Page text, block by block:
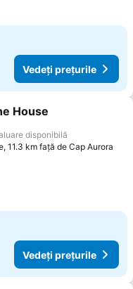
Vedeți prețurile
la favorite
House
disponibilă
11.3 km faţă de Cap Aurora
Vedeți prețurile